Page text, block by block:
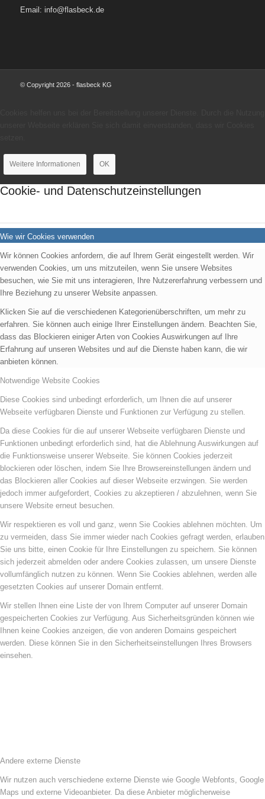
Email: info@flasbeck.de
© Copyright 2026 - flasbeck KG
Weitere Informationen OK
Cookie- und Datenschutzeinstellungen
Wie wir Cookies verwenden
Wir können Cookies anfordern, die auf Ihrem Gerät eingestellt werden. Wir
verwenden Cookies, um uns mitzuteilen, wenn Sie unsere Websites
besuchen, wie Sie mit uns interagieren, Ihre Nutzererfahrung verbessern und
Ihre Beziehung zu unserer Website anpassen.
Klicken Sie auf die verschiedenen Kategorienüberschriften, um mehr zu
erfahren. Sie können auch einige Ihrer Einstellungen ändern. Beachten Sie,
dass das Blockieren einiger Arten von Cookies Auswirkungen auf Ihre
Erfahrung auf unseren Websites und auf die Dienste haben kann, die wir
anbieten können.
Notwendige Website Cookies
Diese Cookies sind unbedingt erforderlich, um Ihnen die auf unserer
Webseite verfügbaren Dienste und Funktionen zur Verfügung zu stellen.
Da diese Cookies für die auf unserer Webseite verfügbaren Dienste und
Funktionen unbedingt erforderlich sind, hat die Ablehnung Auswirkungen auf
die Funktionsweise unserer Webseite. Sie können Cookies jederzeit
blockieren oder löschen, indem Sie Ihre Browsereinstellungen ändern und
das Blockieren aller Cookies auf dieser Webseite erzwingen. Sie werden
jedoch immer aufgefordert, Cookies zu akzeptieren / abzulehnen, wenn Sie
unsere Website erneut besuchen.
Wir respektieren es voll und ganz, wenn Sie Cookies ablehnen möchten. Um
zu vermeiden, dass Sie immer wieder nach Cookies gefragt werden, erlauben
Sie uns bitte, einen Cookie für Ihre Einstellungen zu speichern. Sie können
sich jederzeit abmelden oder andere Cookies zulassen, um unsere Dienste
vollumfänglich nutzen zu können. Wenn Sie Cookies ablehnen, werden alle
gesetzten Cookies auf unserer Domain entfernt.
Wir stellen Ihnen eine Liste der von Ihrem Computer auf unserer Domain
gespeicherten Cookies zur Verfügung. Aus Sicherheitsgründen können wie
Ihnen keine Cookies anzeigen, die von anderen Domains gespeichert
werden. Diese können Sie in den Sicherheitseinstellungen Ihres Browsers
einsehen.
Andere externe Dienste
Wir nutzen auch verschiedene externe Dienste wie Google Webfonts, Google
Maps und externe Videoanbieter. Da diese Anbieter möglicherweise